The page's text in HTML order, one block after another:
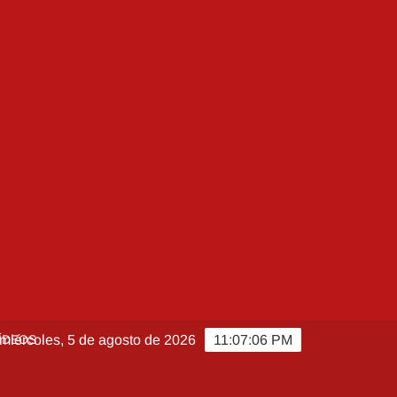
11:07:08 PM
miércoles, 5 de agosto de 2026